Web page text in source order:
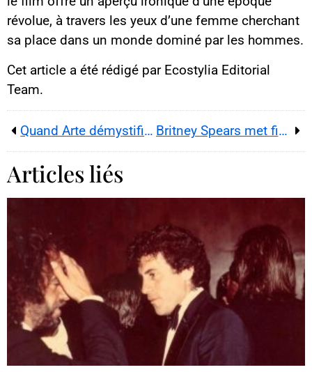
révolue, à travers les yeux d’une femme cherchant
sa place dans un monde dominé par les hommes.
Cet article a été rédigé par Ecostylia Editorial
Team.
Quand Arte démystifie Kim Kardashian Britney Spears met fin à sa carrière de chanteuse
Articles liés